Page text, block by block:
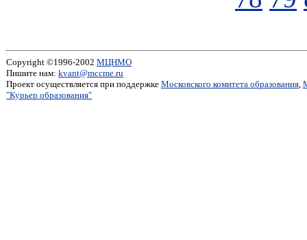
Copyright ©1996-2002 МЦНМО
Пишите нам: kvant@mccme.ru
Проект осуществляется при поддержке Московского комитета образования,
"Курьер образования"